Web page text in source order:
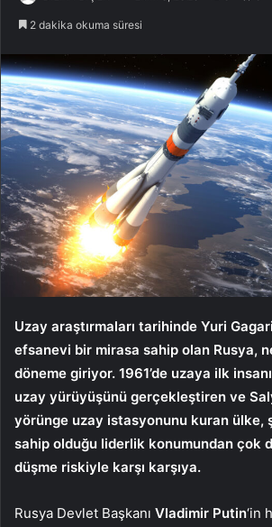
2 dakika okuma süresi
Uzay araştırmaları tarihinde Yuri
efsanevi bir mirasa sahip olan Rusya,
döneme giriyor. 1961’de uzaya ilk
uzay yürüyüşünü gerçekleştiren ve
yörünge uzay istasyonunu kuran ülke,
sahip olduğu liderlik konumundan çok
düşme riskiyle karşı karşıya.
Rusya Devlet Başkanı Vladimir Putin‘in